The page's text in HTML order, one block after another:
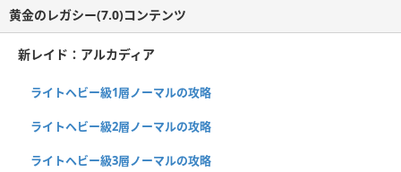
黄金のレガシー(7.0)コンテンツ
新レイド：アルカディア
ライトヘビー級1層ノーマルの攻略
ライトヘビー級2層ノーマルの攻略
ライトヘビー級3層ノーマルの攻略